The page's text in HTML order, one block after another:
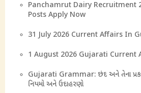
Panchamrut Dairy Recruitment
Posts Apply Now
31 July 2026 Current Affairs In
1 August 2026 Gujarati Current
Gujarati Grammar: છંદ અને તેના પ્રકારો
નિયમો અને ઉદાહરણો